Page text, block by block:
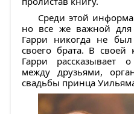
Среди этой
но все же важной
Гарри никогда не
своего брата. В
Гарри рассказывает
между друзьями,
свадьбы принца